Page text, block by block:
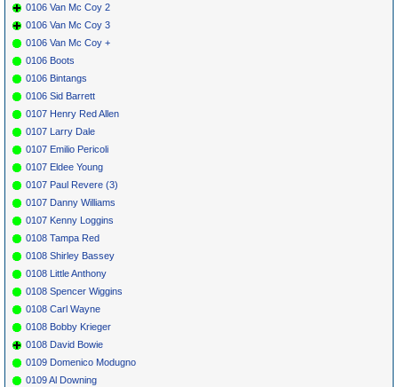
0106 Van Mc Coy 2
0106 Van Mc Coy 3
0106 Van Mc Coy +
0106 Boots
0106 Bintangs
0106 Sid Barrett
0107 Henry Red Allen
0107 Larry Dale
0107 Emilio Pericoli
0107 Eldee Young
0107 Paul Revere (3)
0107 Danny Williams
0107 Kenny Loggins
0108 Tampa Red
0108 Shirley Bassey
0108 Little Anthony
0108 Spencer Wiggins
0108 Carl Wayne
0108 Bobby Krieger
0108 David Bowie
0109 Domenico Modugno
0109 Al Downing